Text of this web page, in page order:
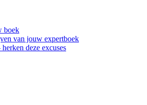
boek
van jouw expertboek
deze excuses